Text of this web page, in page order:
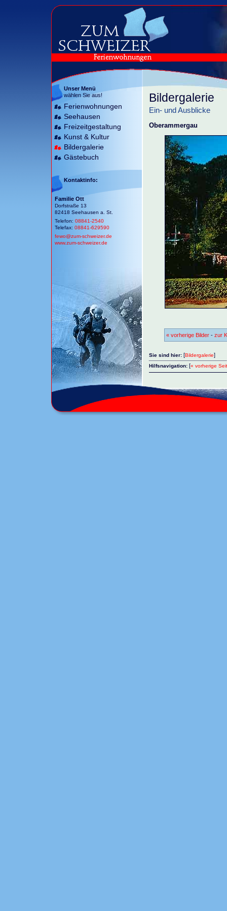
Unser Menü
wählen Sie aus!
Ferienwohnungen
Seehausen
Freizeitgestaltung
Kunst & Kultur
Bildergalerie
Gästebuch
Kontaktinfo:
Familie Ott
Dorfstraße 13
82418 Seehausen a. St.
Telefon:08841-2540
Telefax:08841-629590
fewo@zum-schweizer.de
www.zum-schweizer.de
Bildergalerie
Ein- und Ausblicke
Oberammergau
« vorherige Bilder - zur
Sie sind hier: [Bildergalerie]
Hilfsnavigation: [« vorherige